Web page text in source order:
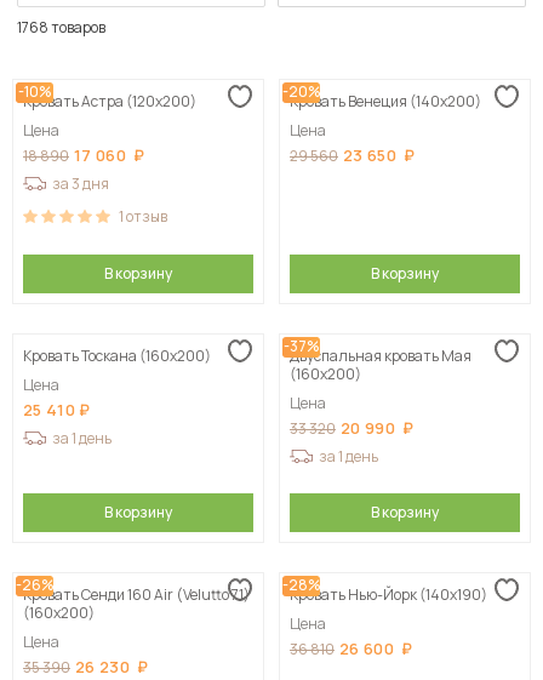
Сначала дорогие
1768 товаров
-10%
Кровать Астра (120х200)
Цена
18 890 17 060
за 3 дня
1отзыв
В корзину
-20%
Кровать Венеция (140х200)
Цена
29 560 23 650
В корзину
Кровать Тоскана (160х200)
Цена
25 410
за 1 день
В корзину
-37%
Двуспальная кровать Мая
(160х200)
Цена
33 320 20 990
за 1 день
В корзину
-26%
Кровать Сенди 160 Air (Velutto 71)
(160х200)
Цена
35 390 26 230
-28%
Кровать Нью-Йорк (140х190)
Цена
36 810 26 600